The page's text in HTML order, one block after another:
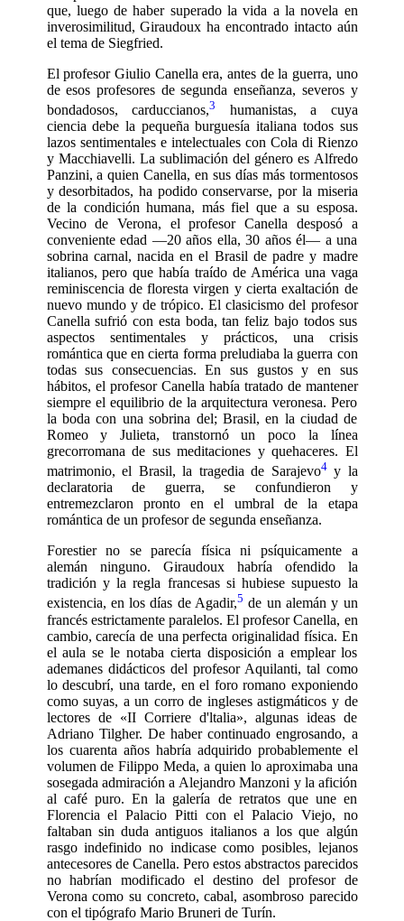
que, luego de haber superado la vida a la novela en
inverosimilitud, Giraudoux ha encontrado intacto aún
el tema de Siegfried.
El profesor Giulio Canella era, antes de la guerra, uno
de esos profesores de segunda enseñanza, severos y
bondadosos, carduccianos,3
humanistas, a cuya
ciencia debe la pequeña burguesía italiana todos sus
lazos sentimentales e intelectuales con Cola di Rienzo
y Macchiavelli. La sublimación del género es Alfredo
Panzini, a quien Canella, en sus días más tormentosos
y desorbitados, ha podido conservarse, por la miseria
de la condición humana, más fiel que a su esposa.
Vecino de Verona, el profesor Canella desposó a
conveniente edad —20 años ella, 30 años él— a una
sobrina carnal, nacida en el Brasil de padre y madre
italianos, pero que había traído de América una vaga
reminiscencia de floresta virgen y cierta exaltación de
nuevo mundo y de trópico. El clasicismo del profesor
Canella sufrió con esta boda, tan feliz bajo todos sus
aspectos sentimentales y prácticos, una crisis
romántica que en cierta forma preludiaba la guerra con
todas sus consecuencias. En sus gustos y en sus
hábitos, el profesor Canella había tratado de mantener
siempre el equilibrio de la arquitectura veronesa. Pero
la boda con una sobrina del; Brasil, en la ciudad de
Romeo y Julieta, transtornó un poco la línea
grecorromana de sus meditaciones y quehaceres. El
matrimonio, el Brasil, la tragedia de Sarajevo4y la
declaratoria de guerra, se confundieron y
entremezclaron pronto en el umbral de la etapa
romántica de un profesor de segunda enseñanza.
Forestier no se parecía física ni psíquicamente a
alemán ninguno. Giraudoux habría ofendido la
tradición y la regla francesas si hubiese supuesto la
existencia, en los días de Agadir,5 de un alemán y un
francés estrictamente paralelos. El profesor Canella, en
cambio, carecía de una perfecta originalidad física. En
el aula se le notaba cierta disposición a emplear los
ademanes didácticos del profe­sor Aquilanti, tal como
lo descubrí, una tarde, en el foro romano exponiendo
co­mo suyas, a un corro de ingleses astigmáticos y de
lectores de «II Corriere d'ltalia», algunas ideas de
Adriano Tilgher. De ha­ber continuado engrosando, a
los cuarenta años habría adquirido probablemente el
volumen de Filippo Meda, a quien lo aproximaba una
sosegada admiración a Alejandro Manzoni y la afición
al café puro. En la galería de retratos que une en
Florencia el Palacio Pitti con el Palacio Viejo, no
faltaban sin duda antiguos italianos a los que algún
rasgo indefinido no indi­case como posibles, lejanos
antecesores de Canella. Pero estos abstractos parecidos
no habrían modificado el destino del profesor de
Verona como su concreto, cabal, asombroso parecido
con el tipógrafo Mario Bruneri de Turín.